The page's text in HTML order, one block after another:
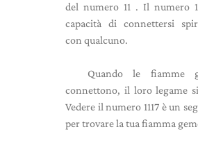
del numero 11 . Il numero
capacità di connettersi
con qualcuno.
Quando le fiamme
connettono, il loro legame
Vedere il numero 1117 è un
per trovare la tua fiamma